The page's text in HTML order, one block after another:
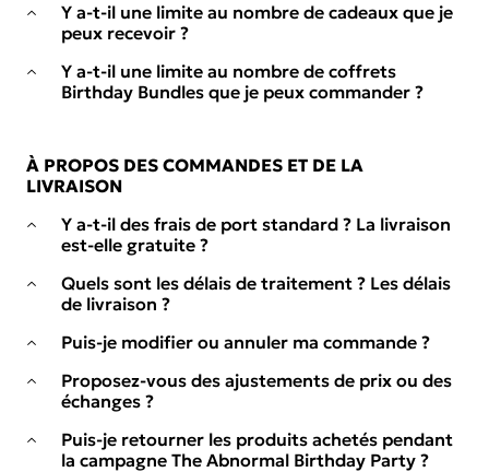
Y a-t-il une limite au nombre de cadeaux que je
peux recevoir ?
Y a-t-il une limite au nombre de coffrets
Birthday Bundles que je peux commander ?
À PROPOS DES COMMANDES ET DE LA
LIVRAISON
Y a-t-il des frais de port standard ? La livraison
est-elle gratuite ?
Quels sont les délais de traitement ? Les délais
de livraison ?
Puis-je modifier ou annuler ma commande ?
Proposez-vous des ajustements de prix ou des
échanges ?
Puis-je retourner les produits achetés pendant
la campagne The Abnormal Birthday Party ?